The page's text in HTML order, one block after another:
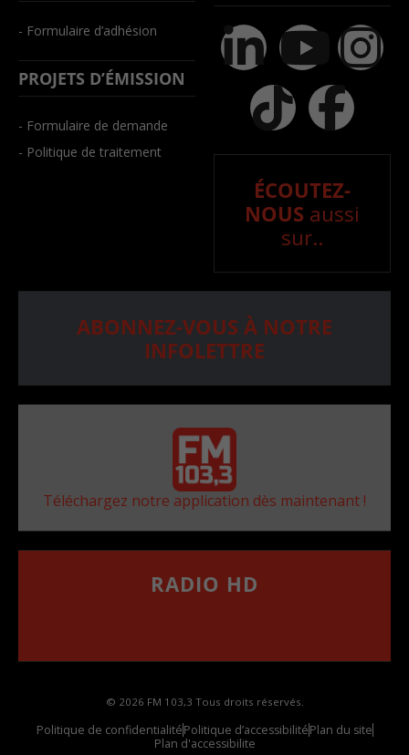
- Formulaire d’adhésion
PROJETS D’ÉMISSION
- Formulaire de demande
- Politique de traitement
ÉCOUTEZ-
NOUS aussi
sur..
ABONNEZ-VOUS À NOTRE
INFOLETTRE
Téléchargez notre application dès maintenant !
RADIO HD
© 2026 FM 103,3 Tous droits réservés.
Politique de confidentialitéPolitique d’accessibilitéPlan du site
Plan d'accessibilite